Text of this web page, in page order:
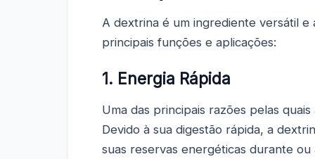
A dextrina é um ingrediente versátil e
principais funções e aplicações:
1. Energia Rápida
Uma das principais razões pelas
Devido à sua digestão rápida, a
suas reservas energéticas durante